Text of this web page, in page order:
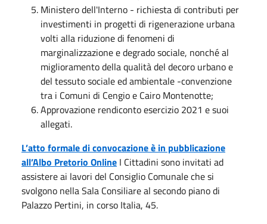
Ministero dell'Interno - richiesta di contributi per
investimenti in progetti di rigenerazione urbana
volti alla riduzione di fenomeni di
marginalizzazione e degrado sociale, nonché al
miglioramento della qualità del decoro urbano e
del tessuto sociale ed ambientale -convenzione
tra i Comuni di Cengio e Cairo Montenotte;
Approvazione rendiconto esercizio 2021 e suoi
allegati.
L’atto formale di convocazione è in pubblicazione
all’Albo Pretorio Online I Cittadini sono invitati ad
assistere ai lavori del Consiglio Comunale che si
svolgono nella Sala Consiliare al secondo piano di
Palazzo Pertini, in corso Italia, 45.